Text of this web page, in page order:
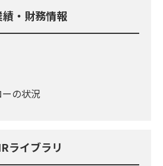
績・財務情報
の状況
ライブラリ